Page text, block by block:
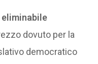
eliminabile
dovuto per la
democratico